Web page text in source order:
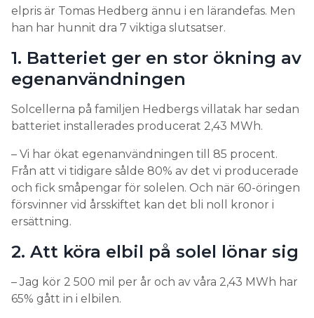
elpris är Tomas Hedberg ännu i en lärandefas. Men
han har hunnit dra 7 viktiga slutsatser.
1. Batteriet ger en stor ökning av
egenanvändningen
Solcellerna på familjen Hedbergs villatak har sedan
batteriet installerades producerat 2,43 MWh.
– Vi har ökat egenanvändningen till 85 procent.
Från att vi tidigare sålde 80% av det vi producerade
och fick småpengar för solelen. Och när 60-öringen
försvinner vid årsskiftet kan det bli noll kronor i
ersättning.
2. Att köra elbil på solel lönar sig
– Jag kör 2 500 mil per år och av våra 2,43 MWh har
65% gått in i elbilen.